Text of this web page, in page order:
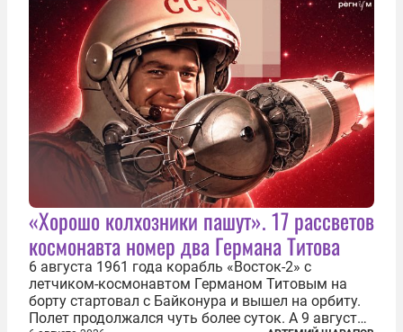
«Хорошо колхозники пашут». 17 рассветов
космонавта номер два Германа Титова
6 августа 1961 года корабль «Восток-2» с
летчиком-космонавтом Германом Титовым на
борту стартовал с Байконура и вышел на орбиту.
Полет продолжался чуть более суток. А 9 августа